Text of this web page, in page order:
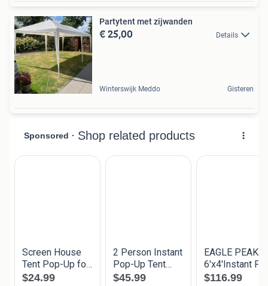
Partytent met zijwanden
€ 25,00 Details
Winterswijk Meddo Gisteren